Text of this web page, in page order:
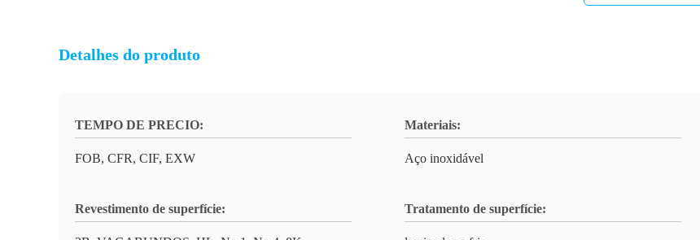
Detalhes do produto
TEMPO DE PRECIO:
FOB, CFR, CIF, EXW
Materiais:
Aço inoxidável
Revestimento de superfície: Tratamento de superfície: